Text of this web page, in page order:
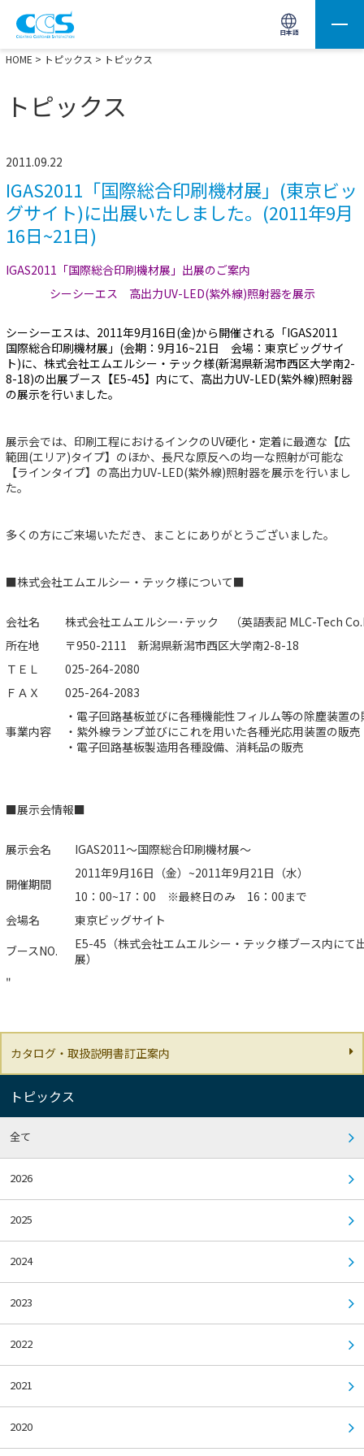
日本語
画像処理用の製品検索 サイト内検索(Enterで実行)
HOME > トピックス > トピックス
トピックス
2011.09.22
IGAS2011「国際総合印刷機材展」(東京ビッ
グサイト)に出展いたしました。(2011年9月
16日~21日)
IGAS2011「国際総合印刷機材展」出展のご案内
シーシーエス 高出力UV-LED(紫外線)照射器を展示
シーシーエスは、2011年9月16日(金)から開催される「IGAS2011
国際総合印刷機材展」(会期：9月16~21日 会場：東京ビッグサイ
ト)に、株式会社エムエルシー・テック様(新潟県新潟市西区大学南2-
8-18)の出展ブース【E5-45】内にて、高出力UV-LED(紫外線)照射器
の展示を行いました。
展示会では、印刷工程におけるインクのUV硬化・定着に最適な【広
範囲(エリア)タイプ】のほか、長尺な原反への均一な照射が可能な
【ラインタイプ】の高出力UV-LED(紫外線)照射器を展示を行いまし
た。
多くの方にご来場いただき、まことにありがとうございました。
■株式会社エムエルシー・テック様について■
会社名
株式会社エムエルシー･テック （英語表記 MLC-Tech
所在地
〒950-2111 新潟県新潟市西区大学南2-8-18
ＴＥＬ
025-264-2080
ＦＡＸ
025-264-2083
事業内容
・電子回路基板並びに各種機能性フィルム等の除塵装置
・紫外線ランプ並びにこれを用いた各種光応用装置の販売
・電子回路基板製造用各種設備、消耗品の販売
■展示会情報■
展示会名 IGAS2011～国際総合印刷機材展～
開催期間
2011年9月16日（金）~2011年9月21日（水）
10：00~17：00 ※最終日のみ 16：00まで
会場名
東京ビッグサイト
ブースNO.
E5-45 （株式会社エムエルシー・テック様ブース内にて
展）
"
カタログ・取扱説明書訂正案内
トピックス
全て
2026
2025
2024
2023
2022
2021
2020